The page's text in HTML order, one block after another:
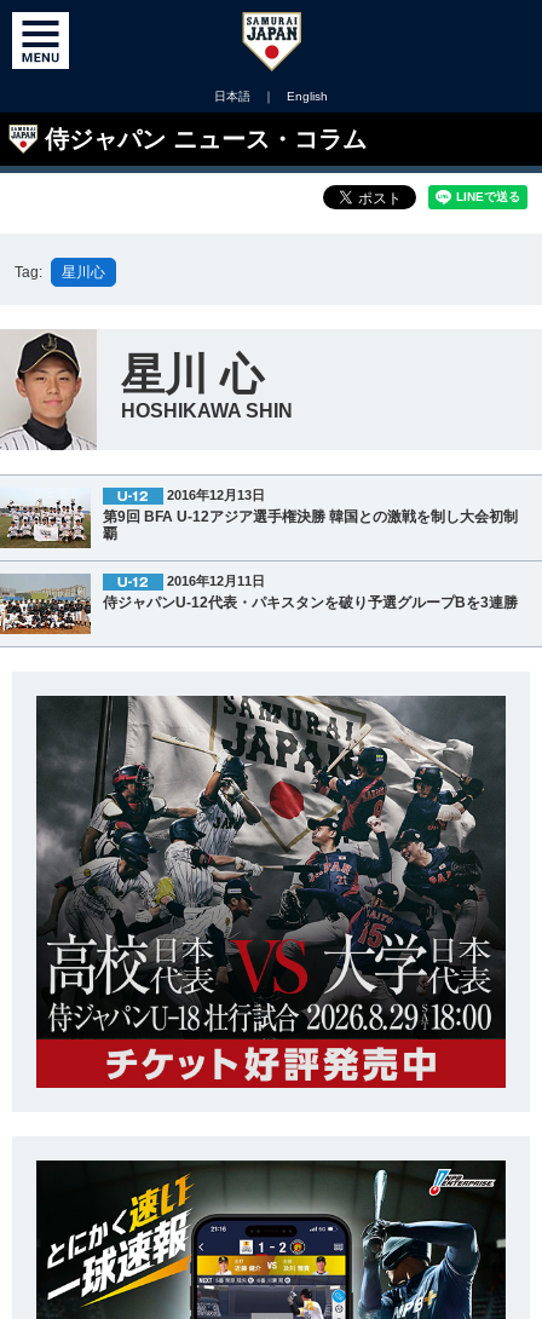
日本語 ｜ English
侍ジャパン ニュース・コラム
Tag: 星川心
星川 心
HOSHIKAWA SHIN
2016年12月13日
第9回 BFA U-12アジア選手権決勝 韓国との激戦を制し大会初制
覇
2016年12月11日
侍ジャパンU-12代表・パキスタンを破り予選グループBを3連勝